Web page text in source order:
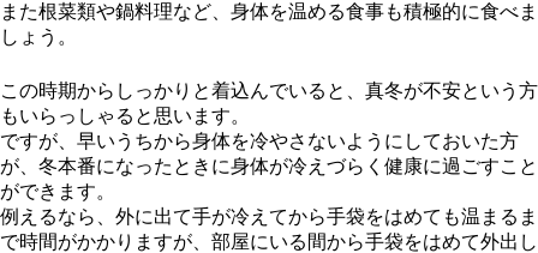
また根菜類や鍋料理など、身体を温める食事も積極的に食べま
しょう。
この時期からしっかりと着込んでいると、真冬が不安という方
もいらっしゃると思います。
ですが、早いうちから身体を冷やさないようにしておいた方
が、冬本番になったときに身体が冷えづらく健康に過ごすこと
ができます。
例えるなら、外に出て手が冷えてから手袋をはめても温まるま
で時間がかかりますが、部屋にいる間から手袋をはめて外出し